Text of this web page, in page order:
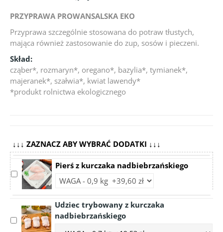
PRZYPRAWA PROWANSALSKA EKO
Przyprawa szczególnie stosowana do potraw tłustych,
mająca również zastosowanie do zup, sosów i pieczeni.
Skład:
cząber*, rozmaryn*, oregano*, bazylia*, tymianek*,
majeranek*, szałwia*, kwiat lawendy*
*produkt rolnictwa ekologicznego
↓↓↓ ZAZNACZ ABY WYBRAĆ DODATKI ↓↓↓
Select
accessory
kurczaka
nadbiebrzańskiego
Pierś z kurczaka nadbiebrzańskiego
Choose
Pierś
z
Select
Udziec trybowany z kurczaka
nadbiebrzańskiego